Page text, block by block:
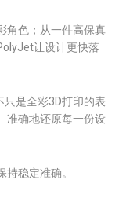
角色；从一件高保真
让设计更快落
只是全彩3D打印的表
准确地还原每一份设
稳定准确。